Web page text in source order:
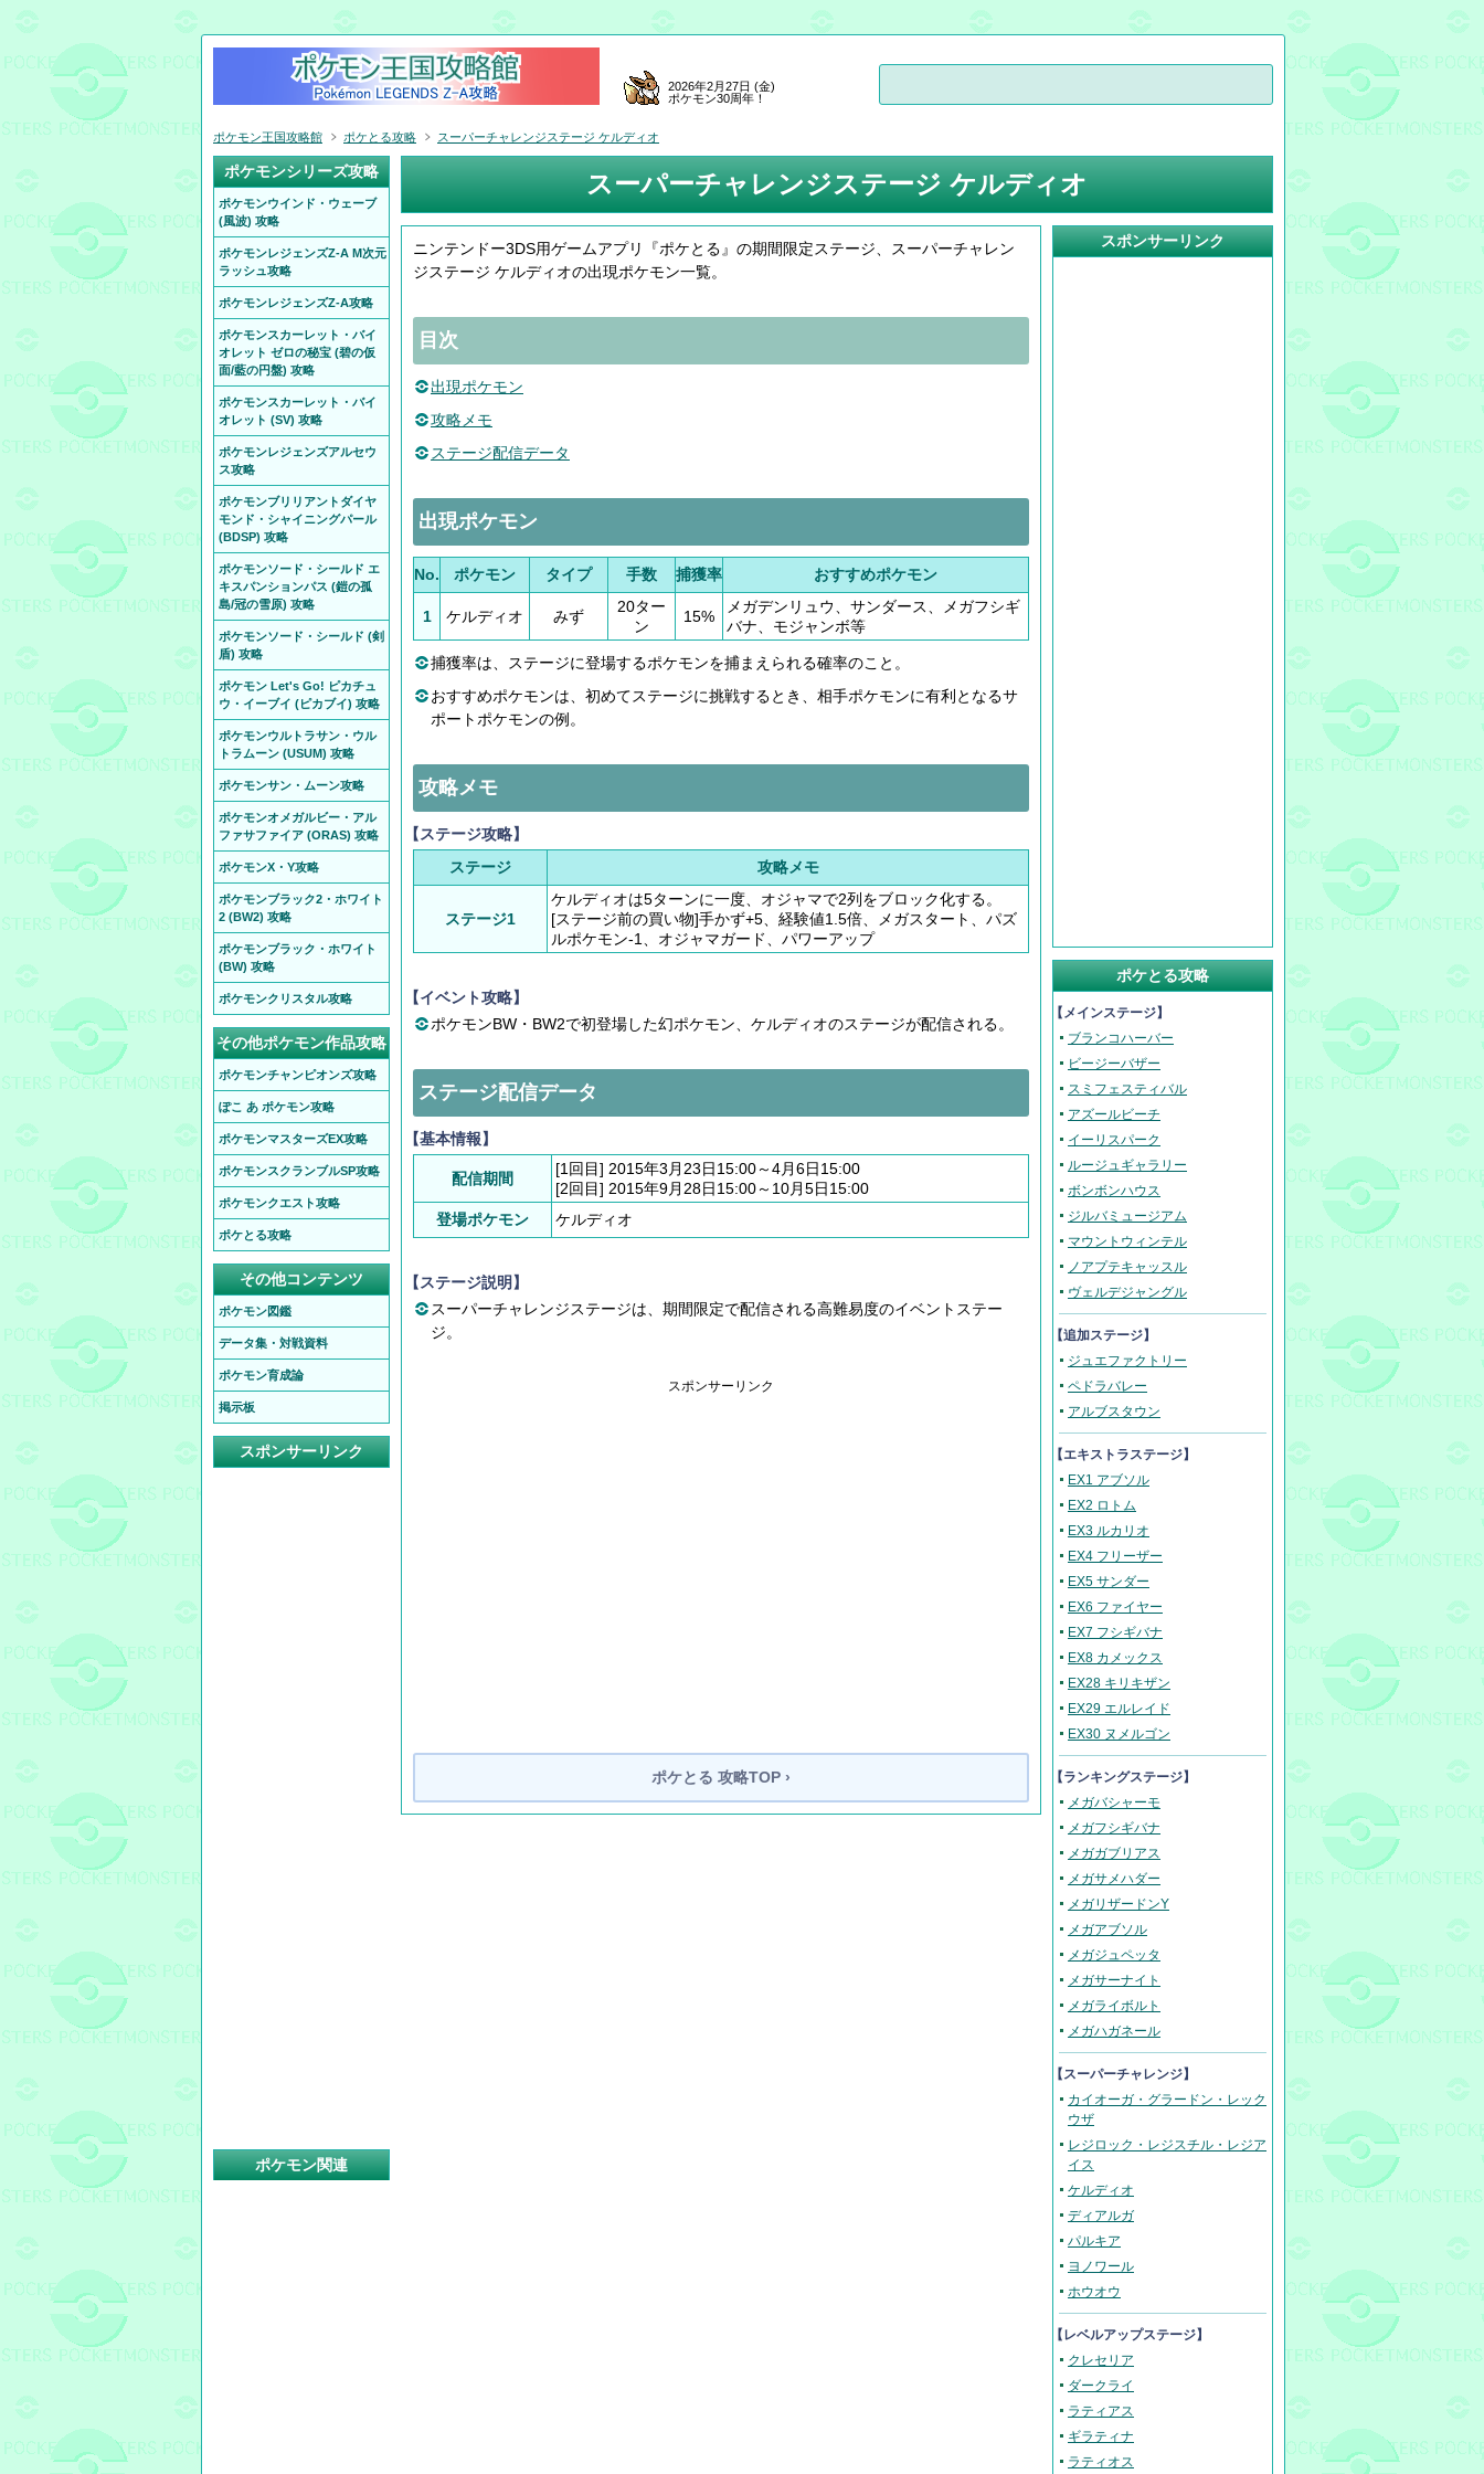
スーパーチャレンジステージ ケルディオ
ニンテンドー3DS用ゲームアプリ『ポケとる』の期間限定ステージ、スーパーチャレン
ジステージ ケルディオの出現ポケモン一覧。
目次
出現ポケモン
攻略メモ
ステージ配信データ
出現ポケモン
No. ポケモン タイプ 手数 捕獲率 おすすめポケモン
1 ケルディオ みず
20ター
ン
15%
メガデンリュウ、サンダース、メガフシギ
バナ、モジャンボ等
捕獲率は、ステージに登場するポケモンを捕まえられる確率のこと。
おすすめポケモンは、初めてステージに挑戦するとき、相手ポケモンに有利となるサ
ポートポケモンの例。
攻略メモ
【ステージ攻略】
ステージ
攻略メモ
ステージ1
ケルディオは5ターンに一度、オジャマで2列をブロック化する。
[ステージ前の買い物]手かず+5、経験値1.5倍、メガスタート、パズ
ルポケモン-1、オジャマガード、パワーアップ
【イベント攻略】
ポケモンBW・BW2で初登場した幻ポケモン、ケルディオのステージが配信される。
ステージ配信データ
【基本情報】
配信期間
[1回目] 2015年3月23日15:00～4月6日15:00
[2回目] 2015年9月28日15:00～10月5日15:00
登場ポケモン
ケルディオ
【ステージ説明】
スーパーチャレンジステージは、期間限定で配信される高難易度のイベントステー
ジ。
スポンサーリンク
ポケとる 攻略TOP ›
スポンサーリンク
ポケとる攻略
【メインステージ】
ブランコハーバー
ビージーバザー
スミフェスティバル
アズールビーチ
イーリスパーク
ルージュギャラリー
ボンボンハウス
ジルバミュージアム
マウントウィンテル
ノアプテキャッスル
ヴェルデジャングル
【追加ステージ】
ジュエファクトリー
ペドラバレー
アルブスタウン
【エキストラステージ】
EX1 アブソル
EX2 ロトム
EX3 ルカリオ
EX4 フリーザー
EX5 サンダー
EX6 ファイヤー
EX7 フシギバナ
EX8 カメックス
EX28 キリキザン
EX29 エルレイド
EX30 ヌメルゴン
【ランキングステージ】
メガバシャーモ
メガフシギバナ
メガガブリアス
メガサメハダー
メガリザードンY
メガアブソル
メガジュペッタ
メガサーナイト
メガライボルト
メガハガネール
【スーパーチャレンジ】
カイオーガ・グラードン・レック
ウザ
レジロック・レジスチル・レジア
イス
ケルディオ
ディアルガ
パルキア
ヨノワール
ホウオウ
【レベルアップステージ】
クレセリア
ダークライ
ラティアス
ギラティナ
ラティオス
2026年2月27日 (金)
ポケモン30周年！
ポケモン王国攻略館 ポケとる攻略 スーパーチャレンジステージ ケルディオ
ポケモンシリーズ攻略
ポケモンウインド・ウェーブ
(風波) 攻略
ポケモンレジェンズZ-A M次元
ラッシュ攻略
ポケモンレジェンズZ-A攻略
ポケモンスカーレット・バイ
オレット ゼロの秘宝 (碧の仮
面/藍の円盤) 攻略
ポケモンスカーレット・バイ
オレット (SV) 攻略
ポケモンレジェンズアルセウ
ス攻略
ポケモンブリリアントダイヤ
モンド・シャイニングパール
(BDSP) 攻略
ポケモンソード・シールド エ
キスパンションパス (鎧の孤
島/冠の雪原) 攻略
ポケモンソード・シールド (剣
盾) 攻略
ポケモン Let's Go! ピカチュ
ウ・イーブイ (ピカブイ) 攻略
ポケモンウルトラサン・ウル
トラムーン (USUM) 攻略
ポケモンサン・ムーン攻略
ポケモンオメガルビー・アル
ファサファイア (ORAS) 攻略
ポケモンX・Y攻略
ポケモンブラック2・ホワイト
2 (BW2) 攻略
ポケモンブラック・ホワイト
(BW) 攻略
ポケモンクリスタル攻略
その他ポケモン作品攻略
ポケモンチャンピオンズ攻略
ぽこ あ ポケモン攻略
ポケモンマスターズEX攻略
ポケモンスクランブルSP攻略
ポケモンクエスト攻略
ポケとる攻略
その他コンテンツ
ポケモン図鑑
データ集・対戦資料
ポケモン育成論
掲示板
スポンサーリンク
ポケモン関連